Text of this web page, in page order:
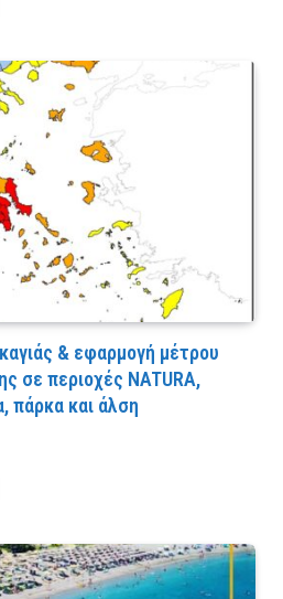
& εφαρμογή μέτρου
σε περιοχές NATURA,
πάρκα και άλση